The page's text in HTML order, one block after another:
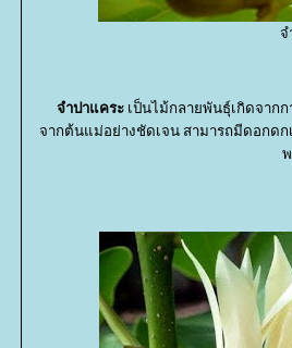
จ
จำปาแคระเป็นไม้กลายพันธุ์เกิดจากก
จากต้นแม่อย่างชัดเจน สามารถมีดอกด